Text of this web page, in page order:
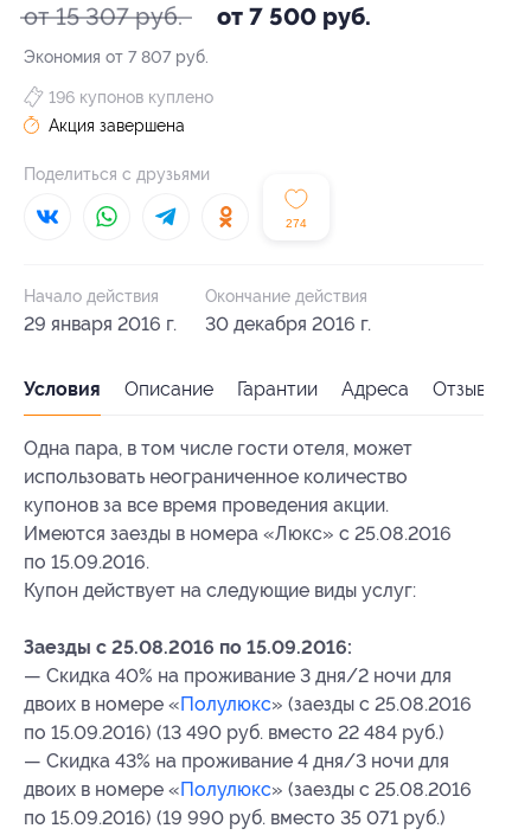
от 15 307 руб. от 7 500 руб.
Экономия от 7 807 руб.
274
196 купонов куплено
Акция завершена
Поделиться с друзьями
Начало действия
29 января 2016 г.
Окончание действия
30 декабря 2016 г.
Условия Описание Гарантии Адреса Отзывы
Одна пара, в том числе гости отеля, может
использовать неограниченное количество
купонов за все время проведения акции.
Имеются заезды в номера «Люкс» с 25.08.2016
по 15.09.2016.
Купон действует на следующие виды услуг:
Заезды с 25.08.2016 по 15.09.2016:
— Скидка 40% на проживание 3 дня/2 ночи для
двоих в номере «Полулюкс» (заезды с 25.08.2016
по 15.09.2016) (13 490 руб. вместо 22 484 руб.)
— Скидка 43% на проживание 4 дня/3 ночи для
двоих в номере «Полулюкс» (заезды с 25.08.2016
по 15.09.2016) (19 990 руб. вместо 35 071 руб.)